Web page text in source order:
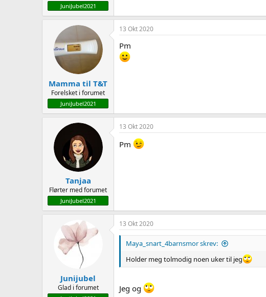
JuniJubel2021
Mamma til T&T
Forelsket i forumet
JuniJubel2021
13 Okt 2020
Pm
Tanjaa
Flørter med forumet
JuniJubel2021
13 Okt 2020
Pm
Junijubel
Glad i forumet
13 Okt 2020
Maya_snart_4barnsmor skrev:
Holder meg tolmodig noen uker til jeg
Jeg og